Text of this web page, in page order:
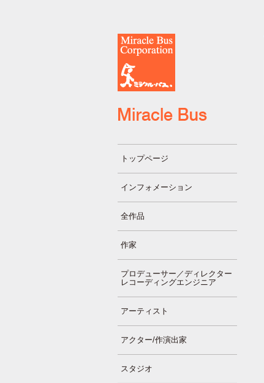
トップページ
インフォメーション
全作品
作家
プロデューサー／ディレクター
レコーディングエンジニア
アーティスト
アクター/作演出家
スタジオ